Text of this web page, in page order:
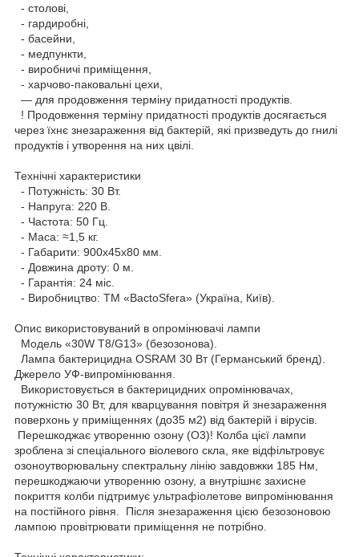
- столові,
- гардиробні,
- басейни,
- медпункти,
- виробничі приміщення,
- харчово-паковальні цехи,
— для продовження терміну придатності продуктів.
! Продовження терміну придатності продуктів досягається
через їхнє знезараження від бактерій, які призведуть до гнилі
продуктів і утворення на них цвілі.
Технічні характеристики
- Потужність: 30 Вт.
- Напруга: 220 В.
- Частота: 50 Гц.
- Маса: ≈1,5 кг.
- Габарити: 900х45х80 мм.
- Довжина дроту: 0 м.
- Гарантія: 24 міс.
- Виробництво: ТМ «BactoSfera» (Україна, Київ).
Опис використовуваний в опромінювачі лампи
Модель «30W T8/G13» (безозонова).
Лампа бактерицидна OSRAM 30 Вт (Германський бренд).
Джерело УФ-випромінювання.
Використовується в бактерицидних опромінювачах,
потужністю 30 Вт, для кварцування повітря й знезараження
поверхонь у приміщеннях (до35 м2) від бактерій і вірусів.
Перешкоджає утворенню озону (О3)! Колба цієї лампи
зроблена зі спеціального віолевого скла, яке відфільтровує
озоноутворювальну спектральну лінію завдовжки 185 Нм,
перешкоджаючи утворенню озону, а внутрішнє захисне
покриття колби підтримує ультрафіолетове випромінювання
на постійного рівня. Після знезараження цією безозоновою
лампою провітрювати приміщення не потрібно.